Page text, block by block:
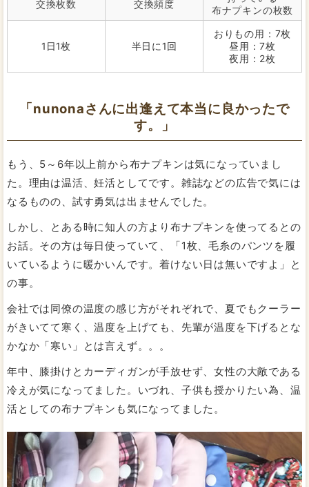
交換枚数 交換頻度
布ナプキンの枚数
1日1枚 半日に1回
おりもの用：7枚
昼用：7枚
夜用：2枚
「nunonaさんに出逢えて本当に良かったで
す。」
もう、5～6年以上前から布ナプキンは気になっていまし
た。理由は温活、妊活としてです。雑誌などの広告で気には
なるものの、試す勇気は出ませんでした。
しかし、とある時に知人の方より布ナプキンを使ってるとの
お話。その方は毎日使っていて、「1枚、毛糸のパンツを履
いているように暖かいんです。着けない日は無いですよ」と
の事。
会社では同僚の温度の感じ方がそれぞれで、夏でもクーラー
がきいてて寒く、温度を上げても、先輩が温度を下げるとな
かなか「寒い」とは言えず。。。
年中、膝掛けとカーディガンが手放せず、女性の大敵である
冷えが気になってました。いづれ、子供も授かりたい為、温
活としての布ナプキンも気になってました。